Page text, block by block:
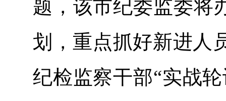
题，该市纪委监委将
划，重点抓好新进人
纪检监察干部“实战